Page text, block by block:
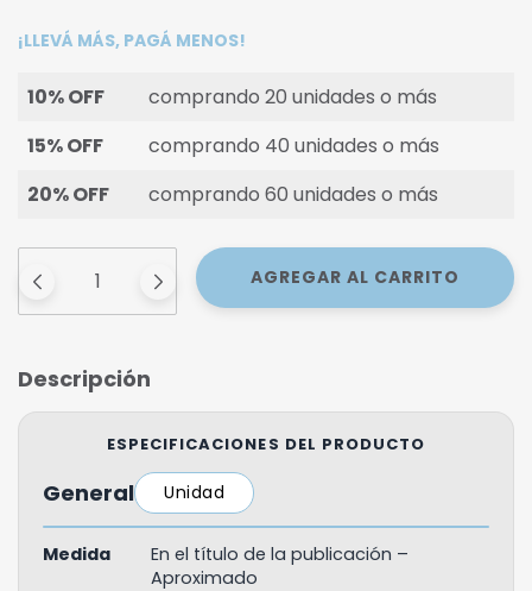
¡LLEVÁ MÁS, PAGÁ MENOS!
10% OFF
comprando 20 unidades o más
15% OFF
comprando 40 unidades o más
20% OFF
comprando 60 unidades o más
Descripción
ESPECIFICACIONES DEL PRODUCTO
General Unidad
Medida
En el título de la publicación –
Aproximado